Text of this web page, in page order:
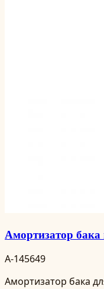
Амортизатор
A-145649
Амортизатор бака